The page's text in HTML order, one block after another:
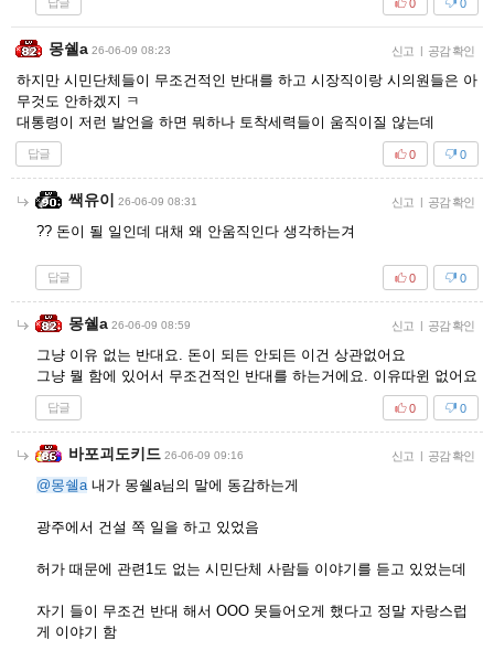
0
0
몽쉘a 26-06-09 08:23 신고 | 공감 확인
하지만 시민단체들이 무조건적인 반대를 하고 시장직이랑 시의원들은 아
무것도 안하겠지 ㅋ
대통령이 저런 발언을 하면 뭐하나 토착세력들이 움직이질 않는데
답글 0
0
쌕유이 26-06-09 08:31 신고 | 공감 확인
?? 돈이 될 일인데 대채 왜 안움직인다 생각하는겨
답글 0
0
몽쉘a 26-06-09 08:59 신고 | 공감 확인
그냥 이유 없는 반대요. 돈이 되든 안되든 이건 상관없어요
그냥 뭘 함에 있어서 무조건적인 반대를 하는거에요. 이유따윈 없어요
답글 0
0
바포괴도키드 26-06-09 09:16 신고 | 공감 확인
@몽쉘a내가 몽쉘a님의 말에 동감하는게
광주에서 건설 쪽 일을 하고 있었음
허가 때문에 관련1도 없는 시민단체 사람들 이야기를 듣고 있었는데
자기 들이 무조건 반대 해서 OOO 못들어오게 했다고 정말 자랑스럽
게 이야기 함